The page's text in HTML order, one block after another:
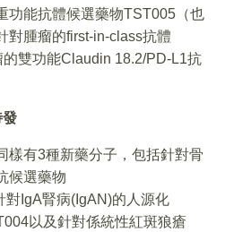
功能抗體候選藥物TST005（也
對腫瘤的first-in-class抗體
雙功能Claudin 18.2/PD-L1抗
發
樣有3種新藥分子，包括針對骨
候選藥物
IgA腎病(IgAN)的人源化
以及針對係統性紅斑狼瘡